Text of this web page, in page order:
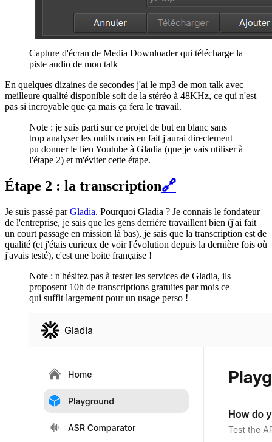
Capture d'écran de Media Downloader qui télécharge la
piste audio de mon talk
En quelques dizaines de secondes j'ai le mp3 de mon talk avec
meilleure qualité disponible soit de la stéréo à 48KHz, ce qui n'est
pas si incroyable que ça mais ça fera le travail.
Note : je suis parti sur ce projet de but en blanc sans
trop analyser les outils mais en fait j'aurai directement
pu donner le lien Youtube à Gladia (que je vais utiliser à
l'étape 2) et m'éviter cette étape.
Étape 2 : la transcription🔗
Je suis passé parGladia. Pourquoi Gladia ? Je connais le fondateur
de l'entreprise, je sais que les gens derrière travaillent bien (j'ai fait
un court passage en mission là bas), je sais que la transcription est de
qualité (et j'étais curieux de voir l'évolution depuis la dernière fois où
j'avais testé), c'est une boite française !
Note : n'hésitez pas à tester les services de Gladia, ils
proposent 10h de transcriptions gratuites par mois ce
qui suffit largement pour un usage perso !